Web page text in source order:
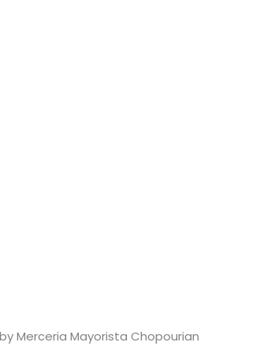
Merceria Mayorista Chopourian